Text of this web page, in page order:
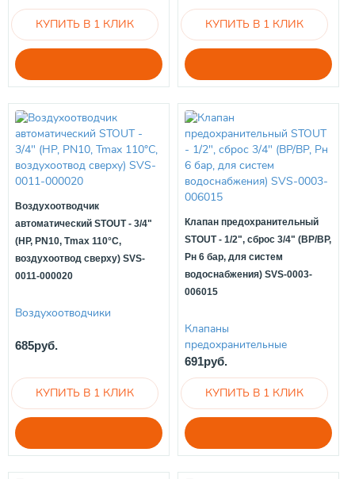
Воздухоотводчик
автоматический STOUT - 3/4"
(НР, PN10, Tmax 110°С,
воздухоотвод сверху) SVS-
0011-000020
Воздухоотводчики
685руб.
Клапан предохранительный
STOUT - 1/2", сброс 3/4" (ВР/ВР,
Рн 6 бар, для систем
водоснабжения) SVS-0003-
006015
Клапаны
предохранительные
691руб.